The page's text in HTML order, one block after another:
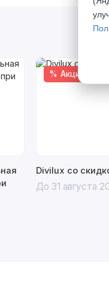
% Акция
Divilux со
До 31 августа